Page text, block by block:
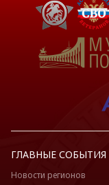
ГЛАВНЫЕ СОБЫТИЯ
Новости регионов